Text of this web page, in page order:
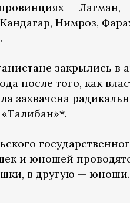
— Лагман,
Нимроз,
закрылись в
после того, как
захвачена
и юношей
в другую — юноши.